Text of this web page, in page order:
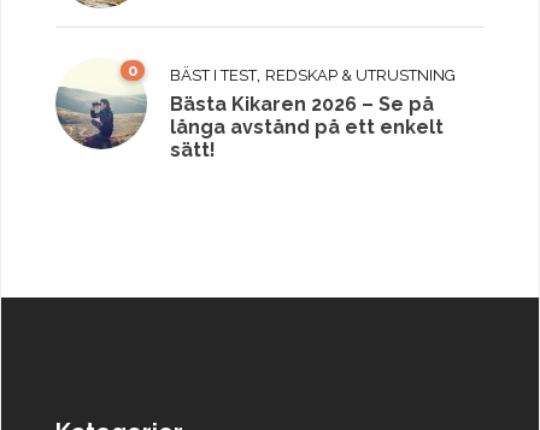
0 BÄST I TEST, REDSKAP & UTRUSTNING
Bästa Kikaren 2026 – Se på
långa avstånd på ett enkelt
sätt!